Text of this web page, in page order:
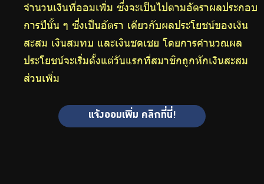
จำนวนเงินที่ออมเพิ่ม ซึ่งจะเป็นไปตามอัตราผลประกอบ
การปีนั้น ๆ ซึ่งเป็นอัตรา เดียวกับผลประโยชน์ของเงิน
สะสม เงินสมทบ และเงินชดเชย โดยการคำนวณผล
ประโยชน์จะเริ่มตั้งแต่วันแรกที่สมาชิกถูกหักเงินสะสม
ส่วนเพิ่ม
แจ้งออมเพิ่ม คลิกที่นี่!